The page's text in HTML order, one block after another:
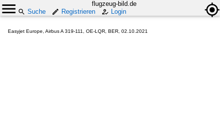
flugzeug-bild.de
Suche
Registrieren Login
Easyjet Europe, Airbus A 319-111, OE-LQR, BER, 02.10.2021